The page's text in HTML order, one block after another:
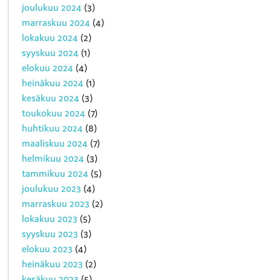
joulukuu 2024 (3)
marraskuu 2024 (4)
lokakuu 2024 (2)
syyskuu 2024 (1)
elokuu 2024 (4)
heinäkuu 2024 (1)
kesäkuu 2024 (3)
toukokuu 2024 (7)
huhtikuu 2024 (8)
maaliskuu 2024 (7)
helmikuu 2024 (3)
tammikuu 2024 (5)
joulukuu 2023 (4)
marraskuu 2023 (2)
lokakuu 2023 (5)
syyskuu 2023 (3)
elokuu 2023 (4)
heinäkuu 2023 (2)